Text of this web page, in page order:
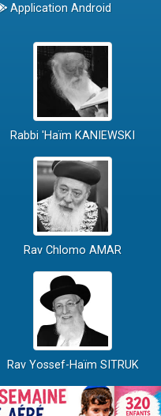
Application Android
Rabbi 'Haïm KANIEWSKI
Rav Chlomo AMAR
Rav Yossef-Haïm SITRUK